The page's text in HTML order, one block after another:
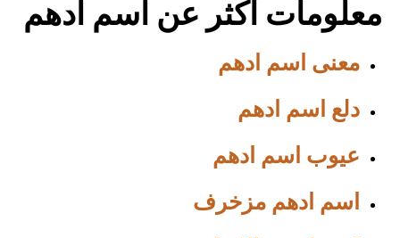
معلومات أكثر عن اسم ادهم
معنى اسم ادهم
دلع اسم ادهم
عيوب اسم ادهم
اسم ادهم مزخرف